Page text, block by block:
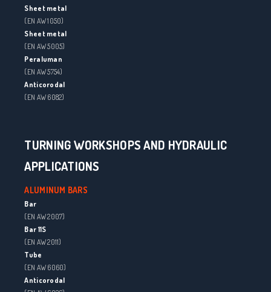
Sheet metal
(EN AW 1050)
Sheet metal
(EN AW 5005)
Peraluman
(EN AW 5754)
Anticorodal
(EN AW 6082)
TURNING WORKSHOPS AND HYDRAULIC
APPLICATIONS
ALUMINUM BARS
Bar
(EN AW 2007)
Bar 11S
(EN AW 2011)
Tube
(EN AW 6060)
Anticorodal